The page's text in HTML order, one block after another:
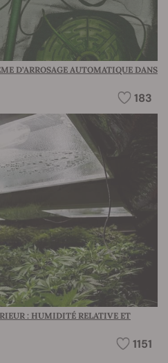
D’ARROSAGE AUTOMATIQUE DANS
183
: HUMIDITÉ RELATIVE ET
1151